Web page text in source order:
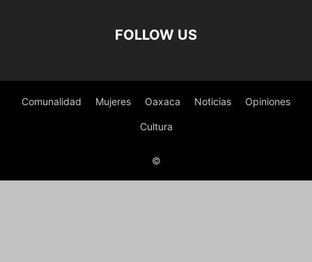
FOLLOW US
Comunalidad Mujeres Oaxaca Noticias Opiniones
Cultura
©